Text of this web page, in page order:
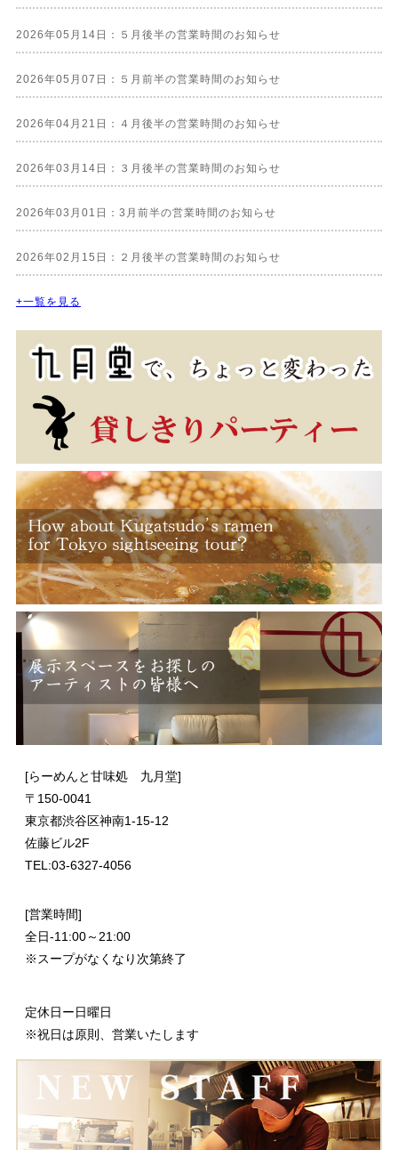
2026年05月14日：５月後半の営業時間のお知らせ
2026年05月07日：５月前半の営業時間のお知らせ
2026年04月21日：４月後半の営業時間のお知らせ
2026年03月14日：３月後半の営業時間のお知らせ
2026年03月01日：3月前半の営業時間のお知らせ
2026年02月15日：２月後半の営業時間のお知らせ
+一覧を見る
[らーめんと甘味処 九月堂]
〒 150-0041
東京都渋谷区神南1-15-12
佐藤ビル2F
TEL:03-6327-4056
[営業時間]
全日-11:00～21:00
※スープがなくなり次第終了
定休日ー日曜日
※祝日は原則、営業いたします